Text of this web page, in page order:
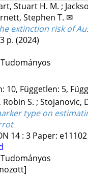
Stuart H. M. ;
Stephen T. ✉
extinction risk of
p. (2024)
10, Független: 5,
Robin S. ; Stojanovic,
type on
14: 3 Paper: